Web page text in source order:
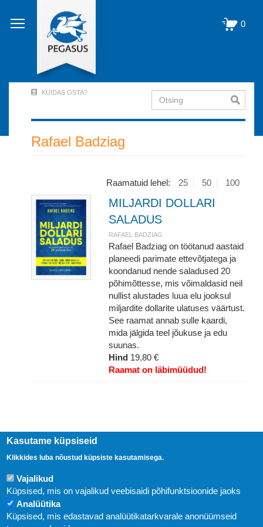
edasi
põhisisu
0
Account
Menu
KUIDAS OSTA? Otsing
Rafael Badziag
Raamatuid lehel: 25 50 100
MILJARDI DOLLARI
SALADUS
RAFAEL BADZIAG
Rafael Badziag on töötanud aastaid
planeedi parimate ettevõtjatega ja
koondanud nende saladused 20
põhimõttesse, mis võimaldasid neil
nullist alustades luua elu jooksul
miljardite dollarite ulatuses väärtust.
See raamat annab sulle kaardi,
mida jälgida teel jõukuse ja edu
suunas.
Hind 19,80 €
Raamat on läbimüüdud!
Uudised
Kasutame küpsiseid
Klikkides luba nõustud küpsiste kasutamisega.
Vajalikud
Küpsised, mis on vajalikud veebisaidi põhifunktsioonide jaoks
Analüütika
Küpsised, mis edastavad analüütikatarkvarale anonüümseid